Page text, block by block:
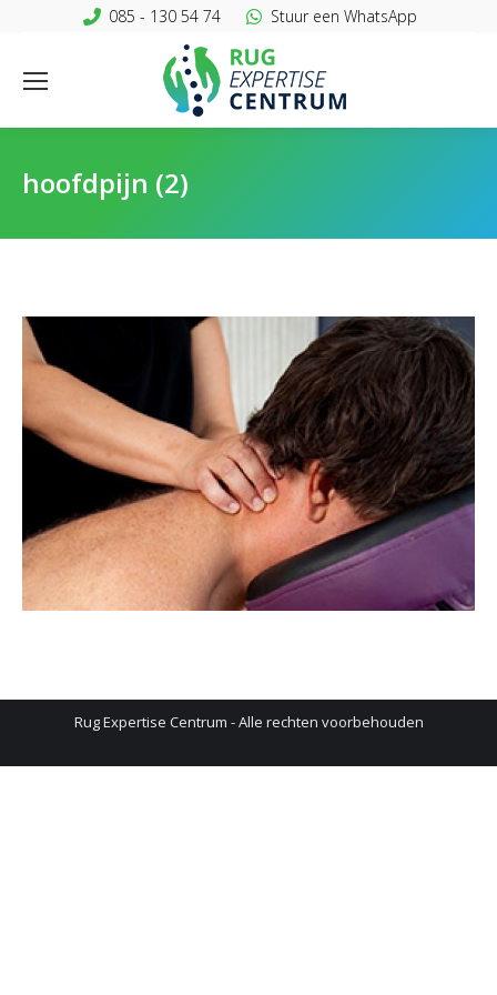
085 - 130 54 74 Stuur een WhatsApp
hoofdpijn (2)
Rug Expertise Centrum - Alle rechten voorbehouden